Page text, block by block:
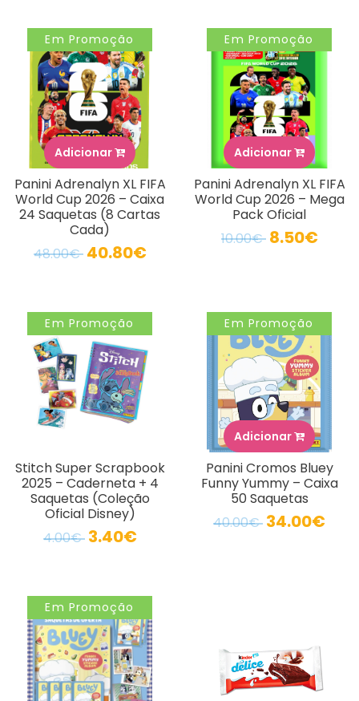
Em Promoção
Adicionar
Panini Adrenalyn XL FIFA
World Cup 2026 – Caixa
24 Saquetas (8 Cartas
Cada)
48.00€ 40.80€
Em Promoção
Adicionar
Panini Adrenalyn XL FIFA
World Cup 2026 – Mega
Pack Oficial
10.00€ 8.50€
Em Promoção
Stitch Super Scrapbook
2025 – Caderneta + 4
Saquetas (Coleção
Oficial Disney)
4.00€ 3.40€
Em Promoção
Adicionar
Panini Cromos Bluey
Funny Yummy – Caixa
50 Saquetas
40.00€ 34.00€
Em Promoção